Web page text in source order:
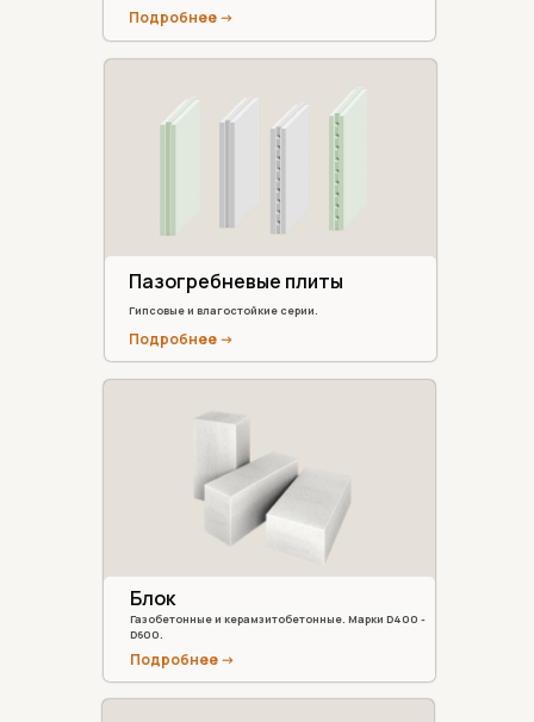
Подробнее ->
Газобетонные и керамзитобетонные. Марки D400 -
D600.
Блок
Подробнее ->
Гипсовые и влагостойкие серии.
Пазогребневые плиты
Подробнее ->